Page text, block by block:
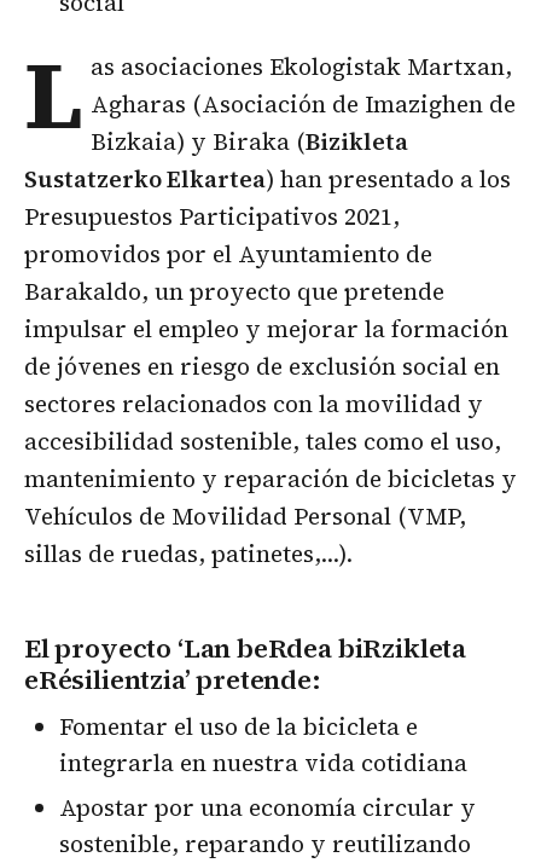
L as asociaciones Ekologistak Martxan,
Agharas (Asociación de Imazighen de
Bizkaia) y Biraka (Bizikleta
Sustatzerko Elkartea) han presentado a los
Presupuestos Participativos 2021,
promovidos por el Ayuntamiento de
Barakaldo, un proyecto que pretende
impulsar el empleo y mejorar la formación
de jóvenes en riesgo de exclusión social en
sectores relacionados con la movilidad y
accesibilidad sostenible, tales como el uso,
mantenimiento y reparación de bicicletas y
Vehículos de Movilidad Personal (VMP,
sillas de ruedas, patinetes,…).
El proyecto ‘Lan beRdea biRzikleta
eRésilientzia’ pretende:
Fomentar el uso de la bicicleta e
integrarla en nuestra vida cotidiana
Apostar por una economía circular y
sostenible, reparando y reutilizando